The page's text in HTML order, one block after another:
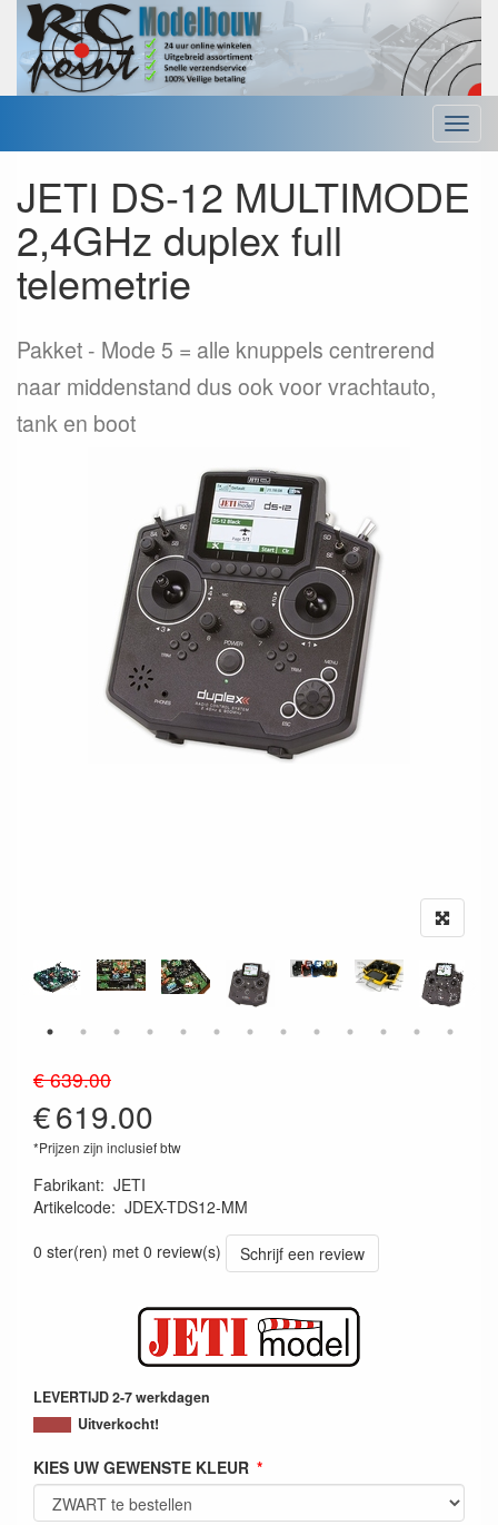
Menu
JETI DS-12 MULTIMODE
2,4GHz duplex full
telemetrie
Pakket
Mode 5 = alle knuppels centrerend
naar middenstand dus ook voor vrachtauto,
tank en boot
€ 639.00
€619.00
*Prijzen zijn inclusief btw
Fabrikant: JETI
Artikelcode: JDEX-TDS12-MM
0 ster(ren) met 0 review(s)
Schrijf een review
LEVERTIJD 2-7 werkdagen
Uitverkocht!
KIES UW GEWENSTE KLEUR